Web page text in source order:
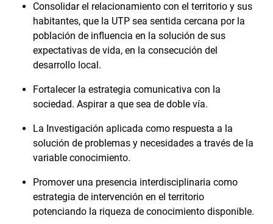
Consolidar el relacionamiento con el territorio y sus
habitantes, que la UTP sea sentida cercana por la
población de influencia en la solución de sus
expectativas de vida, en la consecución del
desarrollo local.
Fortalecer la estrategia comunicativa con la
sociedad. Aspirar a que sea de doble vía.
La Investigación aplicada como respuesta a la
solución de problemas y necesidades a través de la
variable conocimiento.
Promover una presencia interdisciplinaria como
estrategia de intervención en el territorio
potenciando la riqueza de conocimiento disponible.